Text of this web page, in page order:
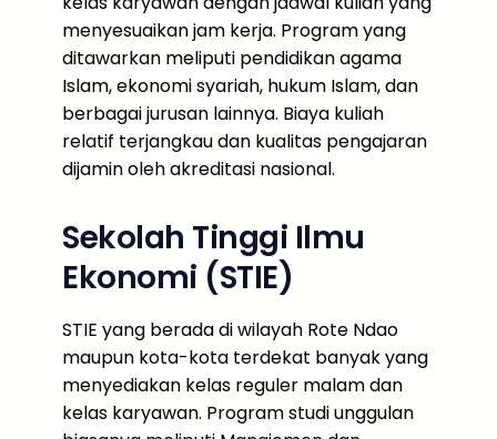
menyesuaikan jam kerja. Program yang
ditawarkan meliputi pendidikan agama
Islam, ekonomi syariah, hukum Islam, dan
berbagai jurusan lainnya. Biaya kuliah
relatif terjangkau dan kualitas pengajaran
dijamin oleh akreditasi nasional.
Sekolah Tinggi Ilmu
Ekonomi (STIE)
STIE yang berada di wilayah Rote Ndao
maupun kota-kota terdekat banyak yang
menyediakan kelas reguler malam dan
kelas karyawan. Program studi unggulan